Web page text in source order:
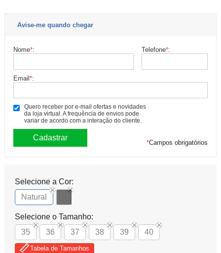
Avise-me quando chegar
Nome*: Telefone*:
Email*:
Quero receber por e-mail ofertas e novidades
da loja virtual. A frequência de envios pode
variar de acordo com a interação do cliente.
*Campos obrigatórios
Selecione a Cor:
Natural
Selecione o Tamanho:
35
36 37 38 39 40
Tabela de Tamanhos